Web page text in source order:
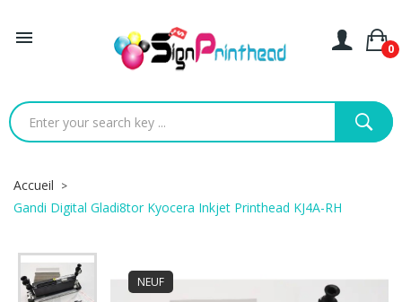

0
Accueil
Gandi Digital Gladi8tor Kyocera Inkjet Printhead KJ4A-RH
NEUF